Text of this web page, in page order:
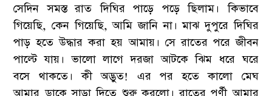
সেদিন সমস্ত রাত দিঘির পাড়ে পড়ে ছিলাম। কিভাবে
গিয়েছি, কেন গিয়েছি, আমি জানি না। মাঝ দুপুরে দিঘির
পাড় হতে উদ্ধার করা হয় আমায়। সে রাতের পরে জীবন
পাল্টে যায়। ভালো লাগে দরজা আটকে ঝিম ধরে ঘরে
বসে থাকতে। কী অদ্ভুত! এর পর হতে কালো মেঘ